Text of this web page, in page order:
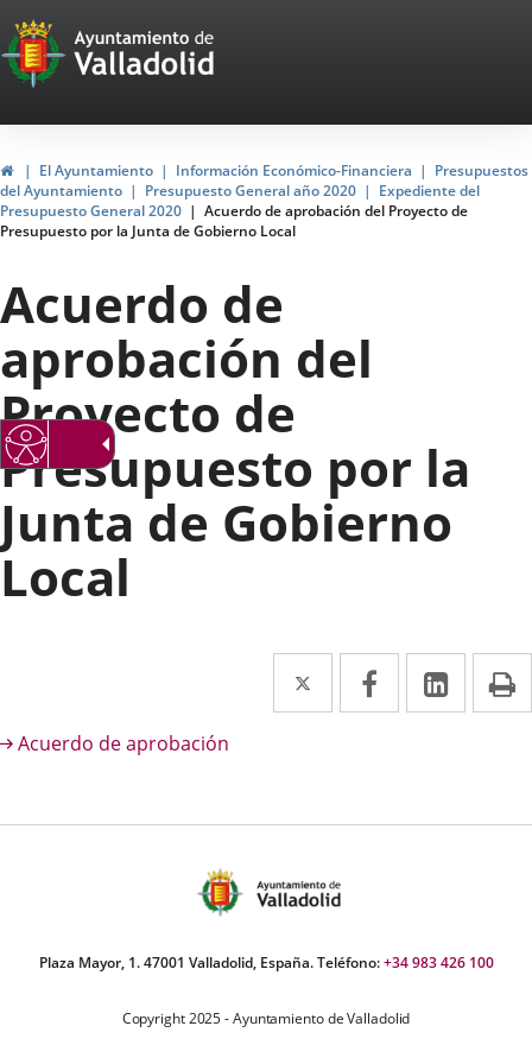
Portal
Web
del
Ayuntamiento
de
Valladolid
HomeEl Ayuntamiento Información Económico-Financiera
Presupuestos
del Ayuntamiento
Presupuesto General año 2020
Expediente del
Presupuesto General 2020
Acuerdo de aprobación del Proyecto de
Presupuesto por la Junta de Gobierno Local
Acuerdo de
aprobación del
Proyecto de
Presupuesto por la
Junta de Gobierno
Local
Twitter
Enlace
a
externa.
Facebook
Enlace
a
externa.
Enlace
a
Acuerdo de aprobación
Plaza Mayor, 1. 47001 Valladolid, España. Teléfono:+34 983 426 100
Copyright 2025 - Ayuntamiento de Valladolid